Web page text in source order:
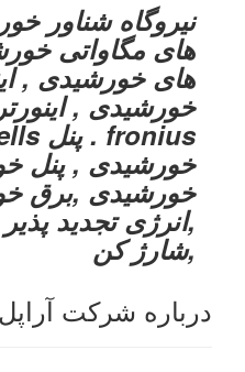
نیروگاه شناور
های مگاواتی
های خورشیدی ,
خورشیدی , پنل
خورشیدی ,برق
,انرژی تجدید
,شارژ کن
درباره شرکت آراپل